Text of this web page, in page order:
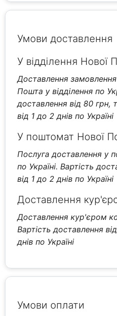
Умови доставлення
У відділення Нової
Доставлення
Пошта у відділення по
доставлення від 80 грн,
від 1 до 2 днів по Україні
У поштомат Нової
Послуга доставлення у
по Україні. Вартість
від 1 до 2 днів по Україні
Доставлення
Доставлення кур'єром
Вартість доставлення
днів по Україні
Умови оплати